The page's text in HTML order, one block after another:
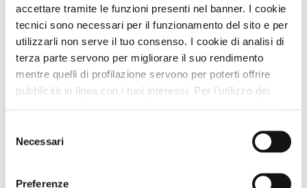
accettare tramite le funzioni presenti nel banner. I cookie
tecnici sono necessari per il funzionamento del sito e per
utilizzarli non serve il tuo consenso. I cookie di analisi di
terza parte servono per migliorare il suo rendimento
mentre quelli di profilazione servono per poterti offrire
pubblicità in linea con i tuoi interessi. Per l’utilizzo dei
senza accettare” verranno installati solo i cookie tecnici.
Cliccando il pulsante “Accetta tutto” acconsenti all’utilizzo
di tutti i cookie. Cliccando il pulsante “mostra dettagli”
delNecessari
Preferenze
Premio ECCELLENZA A DOG
Approvata dai Viaggiatori
TOP 100 PIÙ Prenotate
Quart (Aosta) Valle d'Aosta
Animali Ammessi: